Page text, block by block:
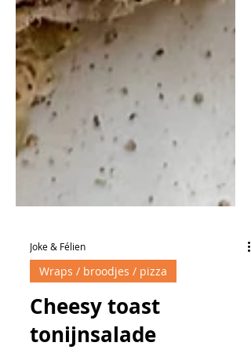
Wraps / broodjes / pizza